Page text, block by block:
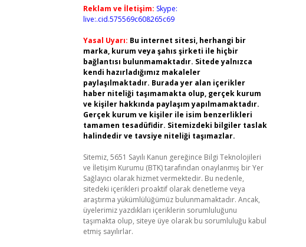
Reklam ve İletişim: Skype:
live:.cid.575569c608265c69
Yasal Uyarı: Bu internet sitesi, herhangi bir
marka, kurum veya şahıs şirketi ile hiçbir
bağlantısı bulunmamaktadır. Sitede yalnızca
kendi hazırladığımız makaleler
paylaşılmaktadır. Burada yer alan içerikler
haber niteliği taşımamakta olup, gerçek kurum
ve kişiler hakkında paylaşım yapılmamaktadır.
Gerçek kurum ve kişiler ile isim benzerlikleri
tamamen tesadüfidir. Sitemizdeki bilgiler taslak
halindedir ve tavsiye niteliği taşımazlar.
Sitemiz, 5651 Sayılı Kanun gereğince Bilgi Teknolojileri
ve İletişim Kurumu (BTK) tarafından onaylanmış bir Yer
Sağlayıcı olarak hizmet vermektedir. Bu nedenle,
sitedeki içerikleri proaktif olarak denetleme veya
araştırma yükümlülüğümüz bulunmamaktadır. Ancak,
üyelerimiz yazdıkları içeriklerin sorumluluğunu
taşımakta olup, siteye üye olarak bu sorumluluğu kabul
etmiş sayılırlar.